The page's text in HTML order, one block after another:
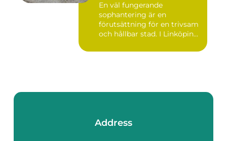
En väl fungerande
sophantering är en
förutsättning för en trivsam
och hållbar stad. I Linköping
Address